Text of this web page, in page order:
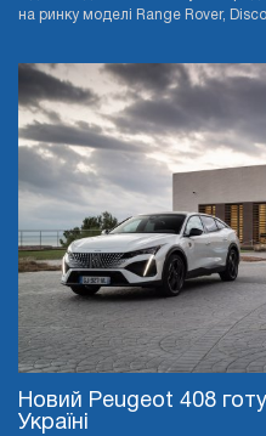
на ринку моделі Range Rover,
Новий Peugeot 408
Україні